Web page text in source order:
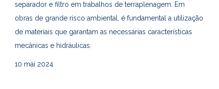
separador e filtro em trabalhos de terraplenagem. Em
obras de grande risco ambiental, é fundamental a utilização
de materiais que garantam as necessárias características
mecânicas e hidráulicas.
10 mai 2024